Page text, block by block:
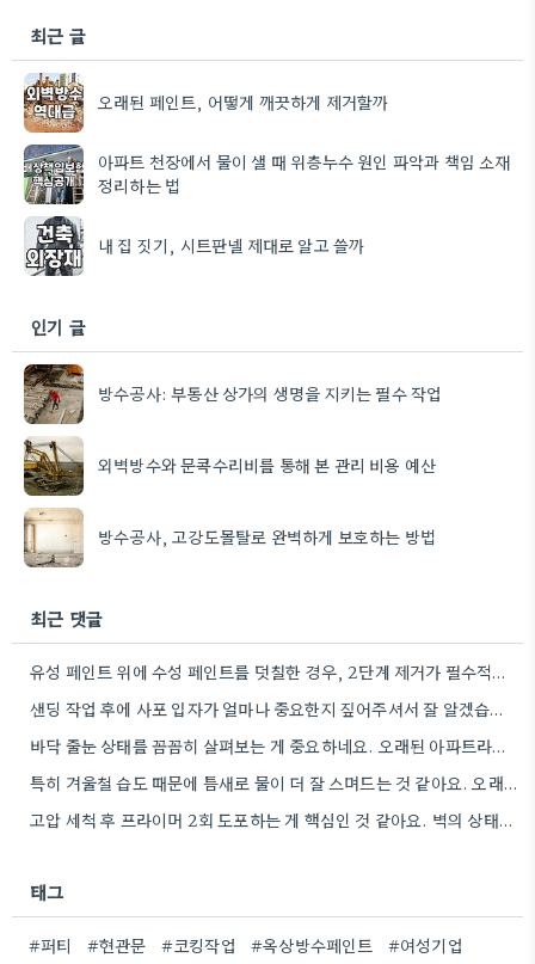
최근 글
오래된 페인트, 어떻게 깨끗하게 제거할까
아파트 천장에서 물이 샐 때 위층누수 원인 파악과 책임 소재
정리하는 법
내 집 짓기, 시트판넬 제대로 알고 쓸까
인기 글
방수공사: 부동산 상가의 생명을 지키는 필수 작업
외벽방수와 문콕수리비를 통해 본 관리 비용 예산
방수공사, 고강도몰탈로 완벽하게 보호하는 방법
최근 댓글
유성 페인트 위에 수성 페인트를 덧칠한 경우, 2단계 제거가 필수적이라는 점을 강조해야겠네요.
샌딩 작업 후에 사포 입자가 얼마나 중요한지 짚어주셔서 잘 알겠습니다. 특히 얇은 사포를 여러 번…
바닥 줄눈 상태를 꼼꼼히 살펴보는 게 중요하네요. 오래된 아파트라면 줄눈부터 망가지기 쉬울 것 같아요.
특히 겨울철 습도 때문에 틈새로 물이 더 잘 스며드는 것 같아요. 오래된 건물일수록 이런 부분에…
고압 세척 후 프라이머 2회 도포하는 게 핵심인 것 같아요. 벽의 상태에 따라 흡수율이 달라지니까,…
태그
#퍼티 #현관문 #코킹작업 #옥상방수페인트 #여성기업